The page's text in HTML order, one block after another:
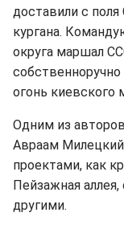
доставили с
кургана.
округа маршал
огонь киевского
Одним из
Авраам
проектами, как
Пейзажная
другими.